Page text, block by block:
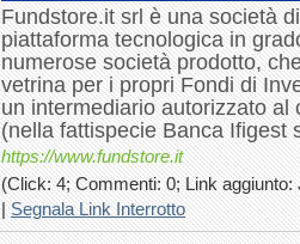
Fundstore.it srl è una società
piattaforma tecnologica in
numerose società prodotto,
vetrina per i propri Fondi di
un intermediario autorizzato al
(nella fattispecie Banca Ifigest
https://www.fundstore.it
(Click: 4; Commenti: 0; Link aggiunto:
|Segnala Link Interrotto